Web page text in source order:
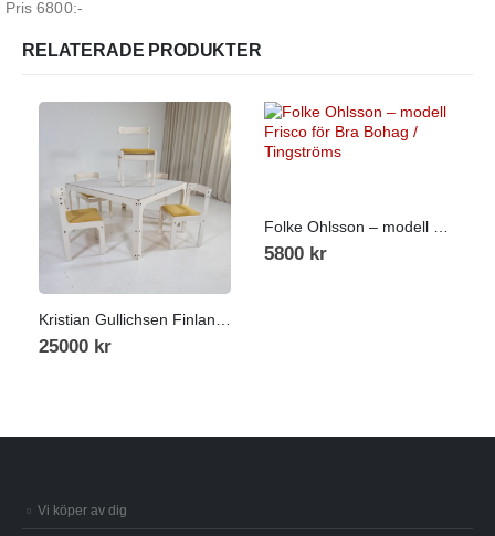
Pris 6800:-
RELATERADE PRODUKTER
25000 kr
5800 kr
Vi köper av dig